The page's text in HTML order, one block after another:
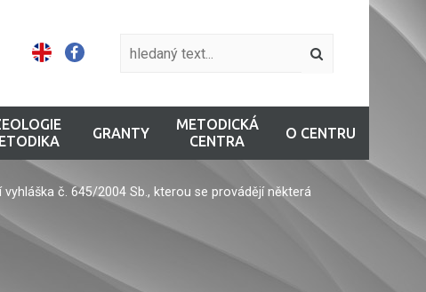
GRANTY
METODICKÁ
CENTRA
O CENTRU
č. 645/2004 Sb., kterou se provádějí některá